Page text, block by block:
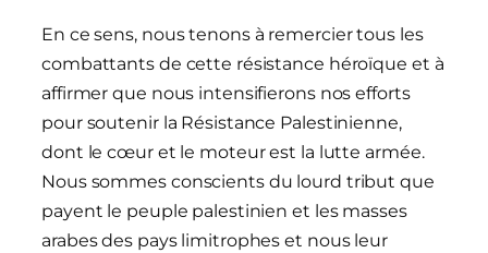
En ce sens, nous tenons à remercier tous les
combattants de cette résistance héroïque et à
affirmer que nous intensifierons nos efforts
pour soutenir la Résistance Palestinienne,
dont le cœur et le moteur est la lutte armée.
Nous sommes conscients du lourd tribut que
payent le peuple palestinien et les masses
arabes des pays limitrophes et nous leur